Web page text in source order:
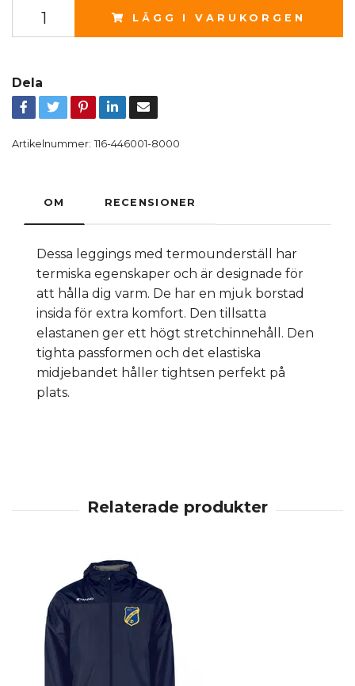
LÄGG I VARUKORGEN
Dela
Artikelnummer: 116-446001-8000
OM RECENSIONER
Dessa leggings med termounderställ har
termiska egenskaper och är designade för
att hålla dig varm. De har en mjuk borstad
insida för extra komfort. Den tillsatta
elastanen ger ett högt stretchinnehåll. Den
tighta passformen och det elastiska
midjebandet håller tightsen perfekt på
plats.